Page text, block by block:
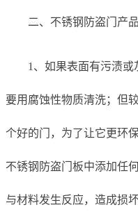
二、不锈钢防盗门产品
1、如果表面有污渍
要用腐蚀性物质清洗；但
个好的门，为了让它更环
不锈钢防盗门板中添加任
与材料发生反应，造成损